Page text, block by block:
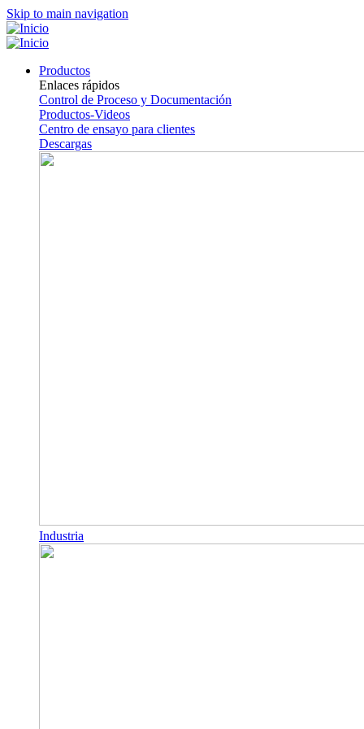
Skip to main navigation
Productos
Enlaces rápidos
Control de Proceso y Documentación
Productos-Videos
Centro de ensayo para clientes
Descargas
Industria